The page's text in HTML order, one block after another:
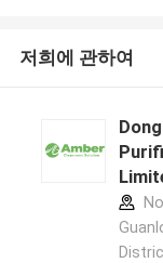
저희에 관하여